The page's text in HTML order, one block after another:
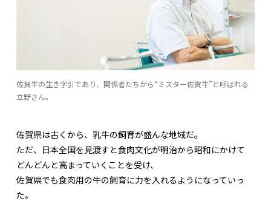
佐賀牛の生き字引であり、関係者たちから“ミスター佐賀牛”と呼ばれる
立野さん。
佐賀県は古くから、乳牛の飼育が盛んな地域だ。
ただ、日本全国を見渡すと食肉文化が明治から昭和にかけて
どんどんと高まっていくことを受け、
佐賀県でも食肉用の牛の飼育に力を入れるようになっていっ
た。